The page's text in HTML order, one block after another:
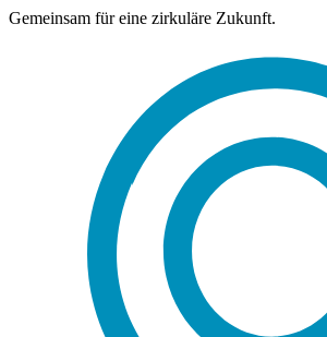
Gemeinsam für eine zirkuläre Zukunft.